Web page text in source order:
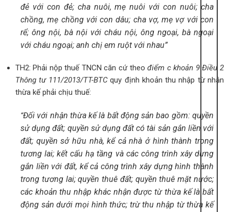
đẻ với con đẻ; cha nuôi, mẹ nuôi với con nuôi; cha
chồng, mẹ chồng với con dâu; cha vợ, mẹ vợ với con
rể; ông nội, bà nội với cháu nội, ông ngoại, bà ngoại
với cháu ngoại; anh chị em ruột với nhau”
TH2: Phải nộp thuế TNCN căn cứ theođiểm c khoản 9 Điều 2
Thông tư 111/2013/TT-BTCquy định khoản thu nhập từ nhận
thừa kế phải chịu thuế:
“Đối với nhận thừa kế là bất động sản bao gồm: quyền
sử dụng đất; quyền sử dụng đất có tài sản gắn liền với
đất; quyền sở hữu nhà, kể cả nhà ở hình thành trong
tương lai; kết cấu hạ tầng và các công trình xây dựng
gắn liền với đất, kể cả công trình xây dựng hình thành
trong tương lai; quyền thuê đất; quyền thuê mặt nước;
các khoản thu nhập khác nhận được từ thừa kế là bất
động sản dưới mọi hình thức; trừ thu nhập từ thừa kế